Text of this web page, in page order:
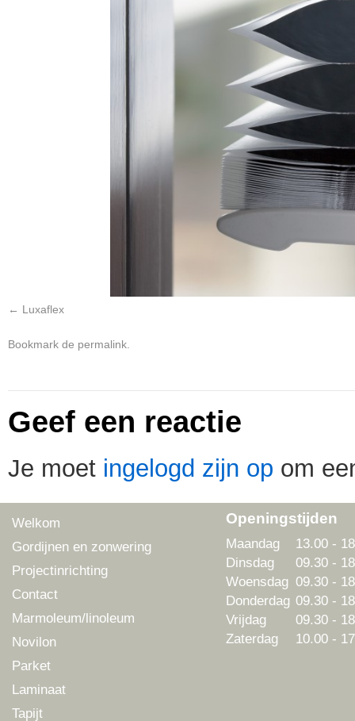
Luxaflex
Bookmark de permalink
Geef een reactie
Je moet ingelogd zijn op om
Welkom
Gordijnen en zonwering
Projectinrichting
Contact
Marmoleum/linoleum
Novilon
Parket
Laminaat
Tapijt
Openingstijden
Maandag
Dinsdag
Woensdag
Donderdag
Vrijdag
Zaterdag
13.00 -
09.30 -
09.30 -
09.30 -
09.30 -
10.00 -